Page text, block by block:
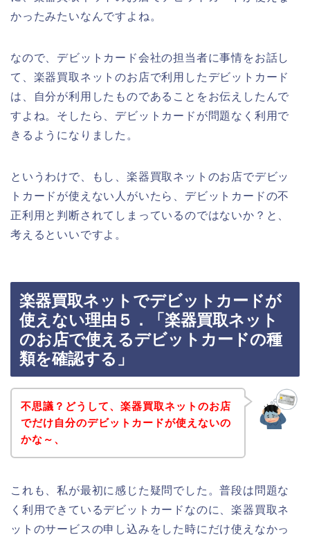
かったみたいなんですよね。
なので、デビットカード会社の担当者に事情をお話し
て、楽器買取ネットのお店で利用したデビットカード
は、自分が利用したものであることをお伝えしたんで
すよね。そしたら、デビットカードが問題なく利用で
きるようになりました。
というわけで、もし、楽器買取ネットのお店でデビッ
トカードが使えない人がいたら、デビットカードの不
正利用と判断されてしまっているのではないか？と、
考えるといいですよ。
楽器買取ネットでデビットカードが
使えない理由５．「楽器買取ネット
のお店で使えるデビットカードの種
類を確認する」
不思議？どうして、楽器買取ネットのお店
でだけ自分のデビットカードが使えないの
かな～、
これも、私が最初に感じた疑問でした。普段は問題な
く利用できているデビットカードなのに、楽器買取ネ
ットのサービスの申し込みをした時にだけ使えなかっ